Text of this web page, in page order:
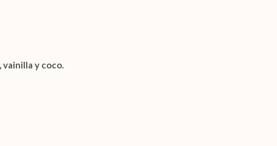
vainilla y coco